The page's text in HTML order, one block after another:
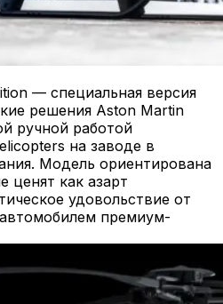
— специальная версия
решения Aston Martin
ручной работой
на заводе в
Модель ориентирована
ценят как азарт
удовольствие от
премиум-